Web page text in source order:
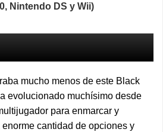
Nintendo DS y Wii)
mucho menos de este Black
evolucionado muchísimo desde
para enmarcar y
cantidad de opciones y